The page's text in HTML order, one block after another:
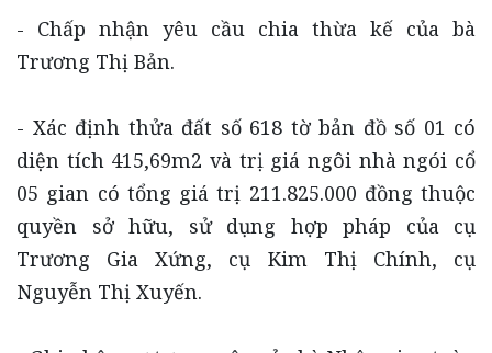
- Chấp nhận yêu cầu chia thừa kế của bà
Trương Thị Bản.
- Xác định thửa đất số 618 tờ bản đồ số 01 có
diện tích 415,69m2 và trị giá ngôi nhà ngói cổ
05 gian có tổng giá trị 211.825.000 đồng thuộc
quyền sở hữu, sử dụng hợp pháp của cụ
Trương Gia Xứng, cụ Kim Thị Chính, cụ
Nguyễn Thị Xuyến.